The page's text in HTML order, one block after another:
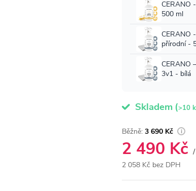
Skladem (>10
3 690 Kč
2 490 Kč
2 058 Kč bez DPH